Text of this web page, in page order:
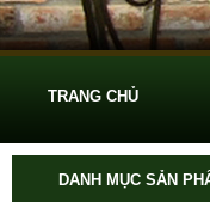
TRANG CHỦ
DANH MỤC SẢN